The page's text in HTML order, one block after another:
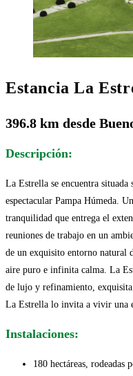
Estancia La
396.8 km desde
Descripción:
La Estrella se encuentra situada
espectacular Pampa Húmeda.
tranquilidad que entrega el
reuniones de trabajo en un
de un exquisito entorno natural
aire puro e infinita calma. La
de lujo y refinamiento, exquisita
La Estrella lo invita a vivir una
Instalaciones:
180 hectáreas, rodeadas